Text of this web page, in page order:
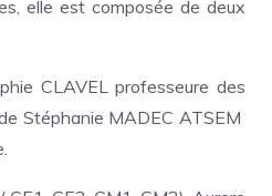
elle est composée de deux
CLAVEL professeure des
Stéphanie MADEC ATSEM